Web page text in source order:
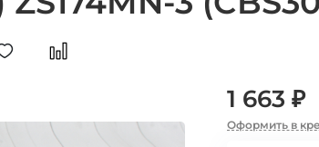
1 663 ₽
Оформить в